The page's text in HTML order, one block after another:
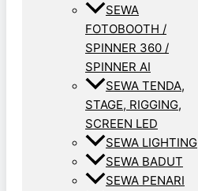
SEWA
FOTOBOOTH /
SPINNER 360 /
SPINNER AI
SEWA TENDA,
STAGE, RIGGING,
SCREEN LED
SEWA LIGHTING
SEWA BADUT
SEWA PENARI